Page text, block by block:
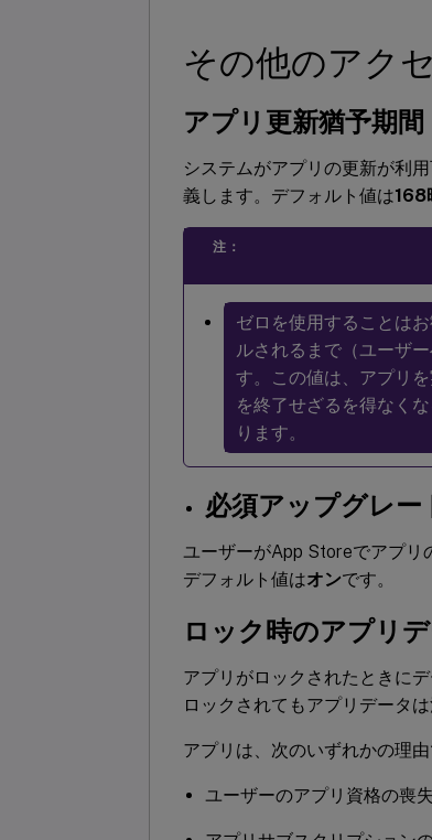
その他のアク
アプリ更新猶予期間
システムがアプリの更新が利
義します。デフォルト値は168
注：
ゼロを使用することは
ルされるまで（ユーザ
す。この値は、アプリ
を終了せざるを得なく
ります。
必須アップグレー
ユーザーがApp Storeでアプリ
デフォルト値はオンです。
ロック時のアプリ
アプリがロックされたときに
ロックされてもアプリデータ
アプリは、次のいずれかの理
ユーザーのアプリ資格の喪失